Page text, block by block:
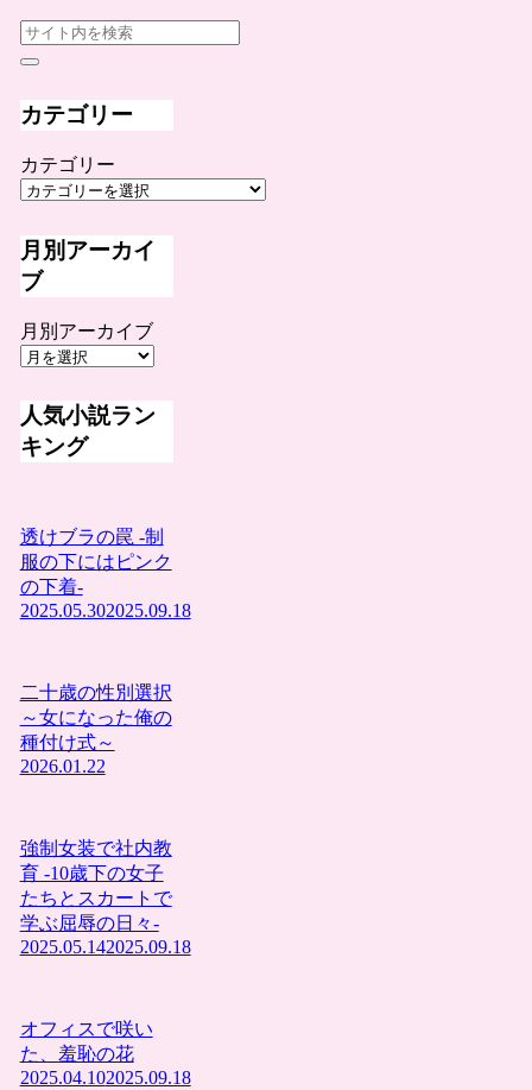
カテゴリー
カテゴリー
月別アーカイ
ブ
月別アーカイブ
人気小説ラン
キング
透けブラの罠 -制
服の下にはピンク
の下着-
2025.05.302025.09.18
二十歳の性別選択
～女になった俺の
種付け式～
2026.01.22
強制女装で社内教
育 -10歳下の女子
たちとスカートで
学ぶ屈辱の日々-
2025.05.142025.09.18
オフィスで咲い
た、羞恥の花
2025.04.102025.09.18